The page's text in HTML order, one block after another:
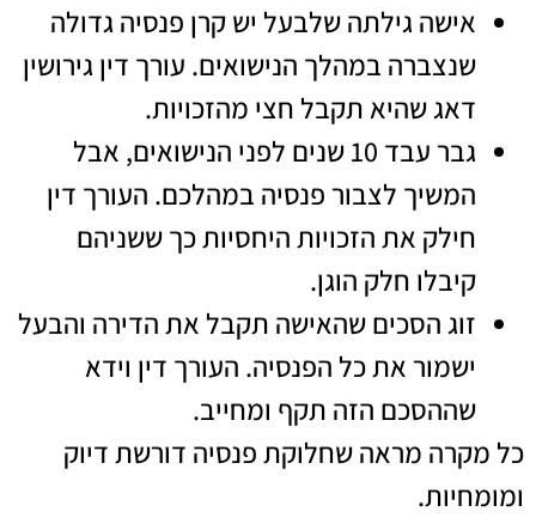
אישה גילתה שלבעל יש קרן פנסיה גדולה
שנצברה במהלך הנישואים. עורך דין גירושין
דאג שהיא תקבל חצי מהזכויות.
גבר עבד 10 שנים לפני הנישואים, אבל
המשיך לצבור פנסיה במהלכם. העורך דין
חילק את הזכויות היחסיות כך ששניהם
קיבלו חלק הוגן.
זוג הסכים שהאישה תקבל את הדירה והבעל
ישמור את כל הפנסיה. העורך דין וידא
שההסכם הזה תקף ומחייב.
כל מקרה מראה שחלוקת פנסיה דורשת דיוק
ומומחיות.